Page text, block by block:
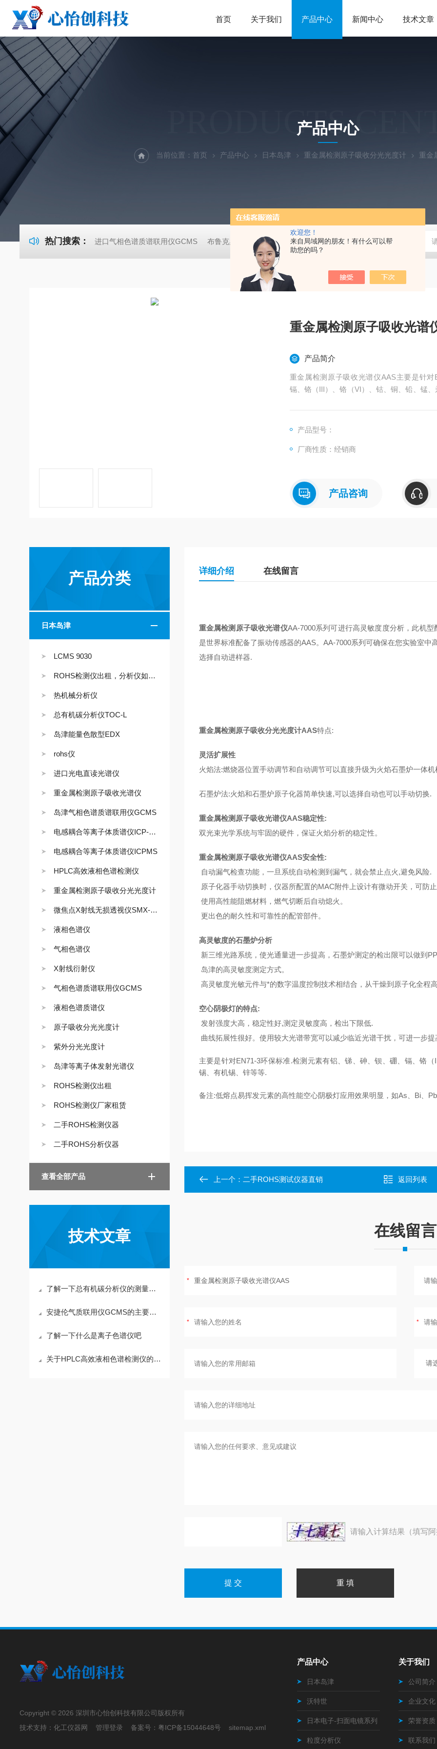
欢迎您！
来自局域网的朋友！有什么可以帮
助您的吗？
首页 关于我们 产品中心 新闻中心 技术文章
PRODUCTS
产品中心
当前位置： 首页 产品中心 日本岛津 重金属检测原子吸收分光光度计 重金
热门搜索： 进口气相色谱质谱联用仪GCMS 布鲁克桌面型XRD衍射仪 岛津进口紫外分光光度计 蔡司MERLIN
重金属检测原子吸收光谱
产品简介
重金属检测原子吸收光谱仪AAS主要是针
镉、铬（III）、铬（VI）、钴、铜、铅、锰
产品型号：
厂商性质：经销商
产品咨询
产品分类
日本岛津
LCMS 9030
ROHS检测仪出租，分析仪如何租赁
热机械分析仪
总有机碳分析仪TOC-L
岛津能量色散型EDX
rohs仪
进口光电直读光谱仪
重金属检测原子吸收光谱仪
岛津气相色谱质谱联用仪GCMS
电感耦合等离子体质谱仪ICP-MS
电感耦合等离子体质谱仪ICPMS
HPLC高效液相色谱检测仪
重金属检测原子吸收分光光度计
微焦点X射线无损透视仪SMX-1000L/1000puls
液相色谱仪
气相色谱仪
X射线衍射仪
气相色谱质谱联用仪GCMS
液相色谱质谱仪
原子吸收分光光度计
紫外分光光度计
岛津等离子体发射光谱仪
ROHS检测仪出租
ROHS检测仪厂家租赁
二手ROHS检测仪器
二手ROHS分析仪器
查看全部产品
技术文章
了解一下总有机碳分析仪的测量原理吧
安捷伦气质联用仪GCMS的主要特点分析
了解一下什么是离子色谱仪吧
关于HPLC高效液相色谱检测仪的检测原理尽在本篇
详细介绍 在线留言
重金属检测原子吸收光谱仪AA-7000系列可进行高灵敏度度分析，此机
是世界标准配备了振动传感器的AAS。AA-7000系列可确保在您实验室
选择自动进样器.
重金属检测原子吸收分光光度计AAS特点:
灵活扩展性
火焰法:燃烧器位置手动调节和自动调节可以直接升级为火焰石墨炉一体机
石墨炉法:火焰和石墨炉原子化器简单快速,可以选择自动也可以手动切换.
重金属检测原子吸收光谱仪AAS稳定性:
双光束光学系统与牢固的硬件，保证火焰分析的稳定性。
重金属检测原子吸收光谱仪AAS安全性:
自动漏气检查功能，一旦系统自动检测到漏气，就会禁止点火,避免风险.
原子化器手动切换时，仪器所配置的MAC附件上设计有微动开关，可防
使用高性能阻燃材料，燃气切断后自动熄火。
更出色的耐久性和可靠性的配管部件。
高灵敏度的石墨炉分析
新三维光路系统，使光通量进一步提高，石墨炉测定的检出限可以做到
岛津的高灵敏度测定方式。
高灵敏度光敏元件与*的数字温度控制技术相结合，从干燥到原子化全程
空心阴极灯的特点:
发射强度大高，稳定性好,测定灵敏度高，检出下限低.
曲线拓展性很好。使用较大光谱带宽可以减少临近光谱干扰，可进一步提
主要是针对EN71-3环保标准.检测元素有铝、锑、砷、钡、硼、镉、铬
锡、有机锡、锌等等.
备注:低熔点易挥发元素的高性能空心阴极灯应用效果明显，如As、Bi、
上一个： 二手ROHS测试仪器直销 返回列表
在线留言
请输入计算结果（填写
Copyright © 2026 深圳市心怡创科技有限公司版权所有
技术支持：化工仪器网 管理登录 备案号： 粤ICP备15044648号 sitemap.xml
产品中心
日本岛津
沃特世
日本电子-扫面电镜系列
粒度分析仪
关于我们
公司简介
企业文化
荣誉资质
联系我们